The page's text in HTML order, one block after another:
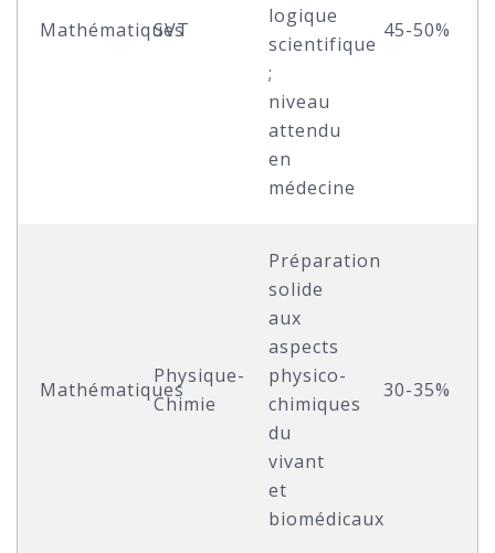
Mathématiques
SVT
logique
scientifique
;
niveau
attendu
en
médecine
45-50%
Mathématiques
Physique-
Chimie
Préparation
solide
aux
aspects
physico-
chimiques
du
vivant
et
biomédicaux
30-35%